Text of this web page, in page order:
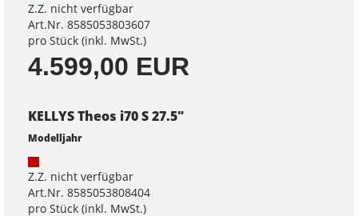
Z.Z. nicht verfügbar
Art.Nr. 8585053803607
pro Stück (inkl. MwSt.)
4.599,00 EUR
KELLYS Theos i70 S 27.5"
Modelljahr
Z.Z. nicht verfügbar
Art.Nr. 8585053808404
pro Stück (inkl. MwSt.)